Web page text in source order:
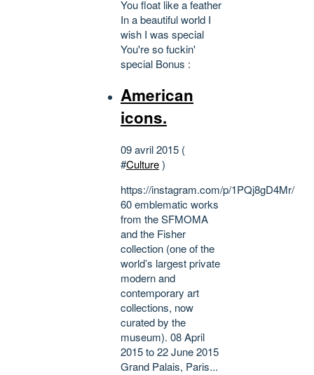
You float like a feather
In a beautiful world I
wish I was special
You're so fuckin'
special Bonus :
American
icons.
09 avril 2015 (
#Culture)
https://instagram.com/p/1PQj8gD4Mr/
60 emblematic works
from the SFMOMA
and the Fisher
collection (one of the
world’s largest private
modern and
contemporary art
collections, now
curated by the
museum). 08 April
2015 to 22 June 2015
Grand Palais, Paris...